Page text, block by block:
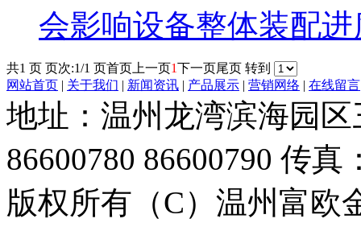
会影响设备整体装配
共1 页 页次:1/1 页首页 上一页1下一页尾页 转到
网站首页 | 关于我们 | 新闻资讯 | 产品展示 | 营销网络 | 在线留言
地址：温州龙湾滨海园
86600780 86600790 传真
版权所有（C）温州富欧